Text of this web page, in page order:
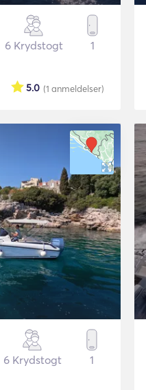
6 Krydstogt 1
(1 anmeldelser)
5.0
6 Krydstogt 1